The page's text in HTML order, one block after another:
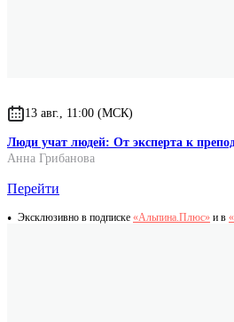
13 авг., 11:00 (МСК)
Люди учат людей: От эксперта к
Анна Грибанова
Перейти
Эксклюзивно в подписке «Альпина.Плюс» и в